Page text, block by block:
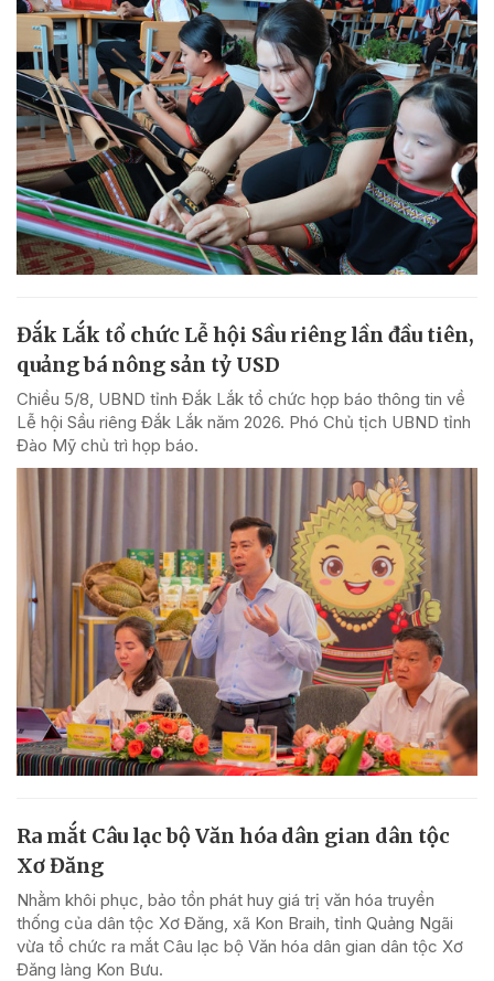
Đắk Lắk tổ chức Lễ hội Sầu riêng lần đầu tiên,
quảng bá nông sản tỷ USD
Chiều 5/8, UBND tỉnh Đắk Lắk tổ chức họp báo thông tin về
Lễ hội Sầu riêng Đắk Lắk năm 2026. Phó Chủ tịch UBND tỉnh
Đào Mỹ chủ trì họp báo.
Ra mắt Câu lạc bộ Văn hóa dân gian dân tộc
Xơ Đăng
Nhằm khôi phục, bảo tồn phát huy giá trị văn hóa truyền
thống của dân tộc Xơ Đăng, xã Kon Braih, tỉnh Quảng Ngãi
vừa tổ chức ra mắt Câu lạc bộ Văn hóa dân gian dân tộc Xơ
Đăng làng Kon Bưu.